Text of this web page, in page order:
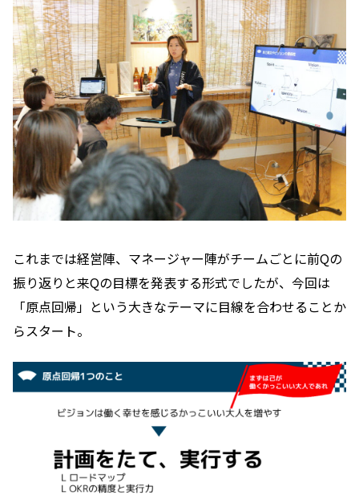
これまでは経営陣、マネージャー陣がチームごとに前Qの
振り返りと来Qの目標を発表する形式でしたが、今回は
「原点回帰」という大きなテーマに目線を合わせることか
らスタート。